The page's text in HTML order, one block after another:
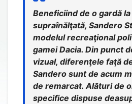
Beneficiind de o gardă
supraînălţată, Sandero
modelul recreaţional
gamei Dacia. Din punct
vizual, diferenţele faţă
Sandero sunt de acum
de remarcat. Alături de
specifice dispuse